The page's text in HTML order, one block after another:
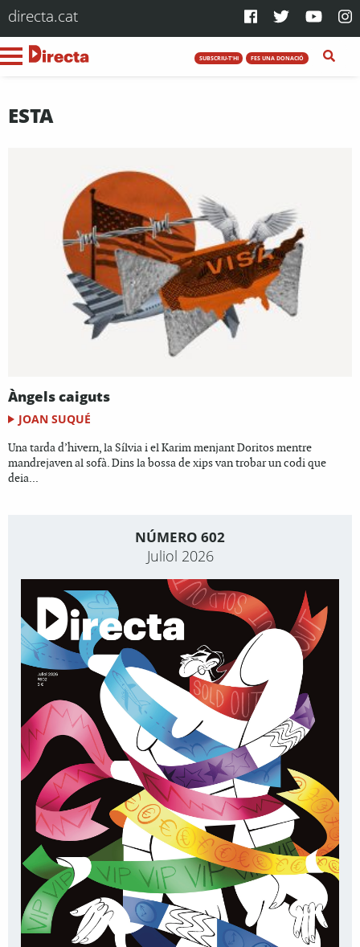
directa.cat
SUBSCRIU-T'HI FES UNA DONACIÓ
ESTA
Àngels caiguts
JOAN SUQUÉ
Una tarda d’hivern, la Sílvia i el Karim menjant Doritos mentre
mandrejaven al sofà. Dins la bossa de xips van trobar un codi que
deia...
NÚMERO 602
Juliol 2026